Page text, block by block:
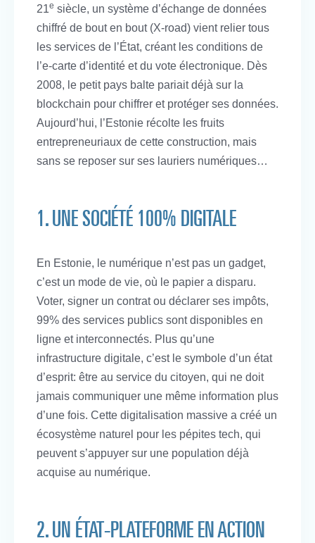
21e siècle, un système d’échange de données
chiffré de bout en bout (X-road) vient relier tous
les services de l’État, créant les conditions de
l’e-carte d’identité et du vote électronique. Dès
2008, le petit pays balte pariait déjà sur la
blockchain pour chiffrer et protéger ses données.
Aujourd’hui, l’Estonie récolte les fruits
entrepreneuriaux de cette construction, mais
sans se reposer sur ses lauriers numériques…
1. UNE SOCIÉTÉ 100% DIGITALE
En Estonie, le numérique n’est pas un gadget,
c’est un mode de vie, où le papier a disparu.
Voter, signer un contrat ou déclarer ses impôts,
99% des services publics sont disponibles en
ligne et interconnectés. Plus qu’une
infrastructure digitale, c’est le symbole d’un état
d’esprit: être au service du citoyen, qui ne doit
jamais communiquer une même information plus
d’une fois. Cette digitalisation massive a créé un
écosystème naturel pour les pépites tech, qui
peuvent s’appuyer sur une population déjà
acquise au numérique.
2. UN ÉTAT-PLATEFORME EN ACTION